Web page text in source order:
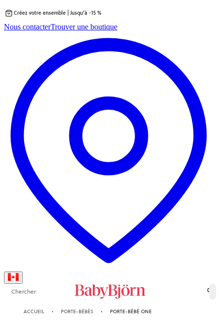
au
Créez votre ensemble | Jusqu’à -15 %
Nous contacterTrouver une boutique
Chercher 0
ACCUEIL PORTE-BÉBÉS PORTE-BÉBÉ ONE